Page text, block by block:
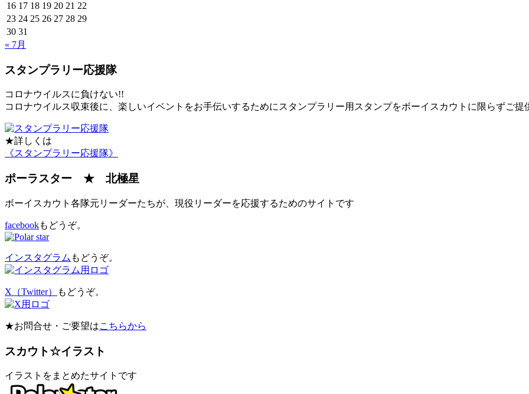
16 17 18 19 20 21 22
23 24 25 26 27 28 29
30 31
« 7月
スタンプラリー応援隊
コロナウイルスに負けない!!
コロナウイルス収束後に、楽しいイベントをお手伝いするためにスタンプラリー用スタンプをボーイスカウトに限らずご提
★詳しくは
《スタンプラリー応援隊》
ポーラスター ★ 北極星
ボーイスカウト各隊元リーダーたちが、現役リーダーを応援するためのサイトです
facebookもどうぞ。
インスタグラム もどうぞ。
X（Twitter） もどうぞ。
★お問合せ・ご要望はこちらから
スカウト☆イラスト
イラストをまとめたサイトです